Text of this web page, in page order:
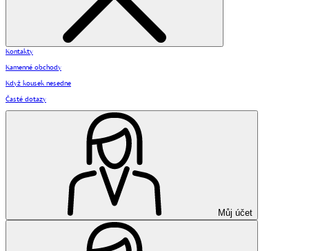
Kontakty
Kamenné obchody
Když kousek nesedne
Časté dotazy
Můj účet